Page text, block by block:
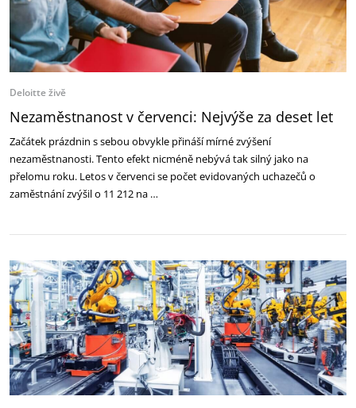
Deloitte živě
Nezaměstnanost v červenci: Nejvýše za deset let
Začátek prázdnin s sebou obvykle přináší mírné zvýšení
nezaměstnanosti. Tento efekt nicméně nebývá tak silný jako na
přelomu roku. Letos v červenci se počet evidovaných uchazečů o
zaměstnání zvýšil o 11 212 na …